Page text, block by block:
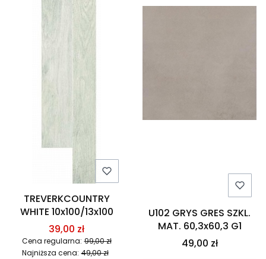
TREVERKCOUNTRY
WHITE 10x100/13x100
39,00 zł
Cena regularna: 99,00 zł
Najniższa cena: 49,00 zł
U102 GRYS GRES SZKL.
MAT. 60,3x60,3 G1
49,00 zł